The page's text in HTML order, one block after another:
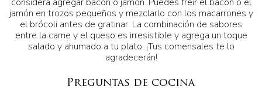
jamón en trozos pequeños y mezclarlo con los macarrones y
el brócoli antes de gratinar. La combinación de sabores
entre la carne y el queso es irresistible y agrega un toque
salado y ahumado a tu plato. ¡Tus comensales te lo
agradecerán!
Preguntas de cocina